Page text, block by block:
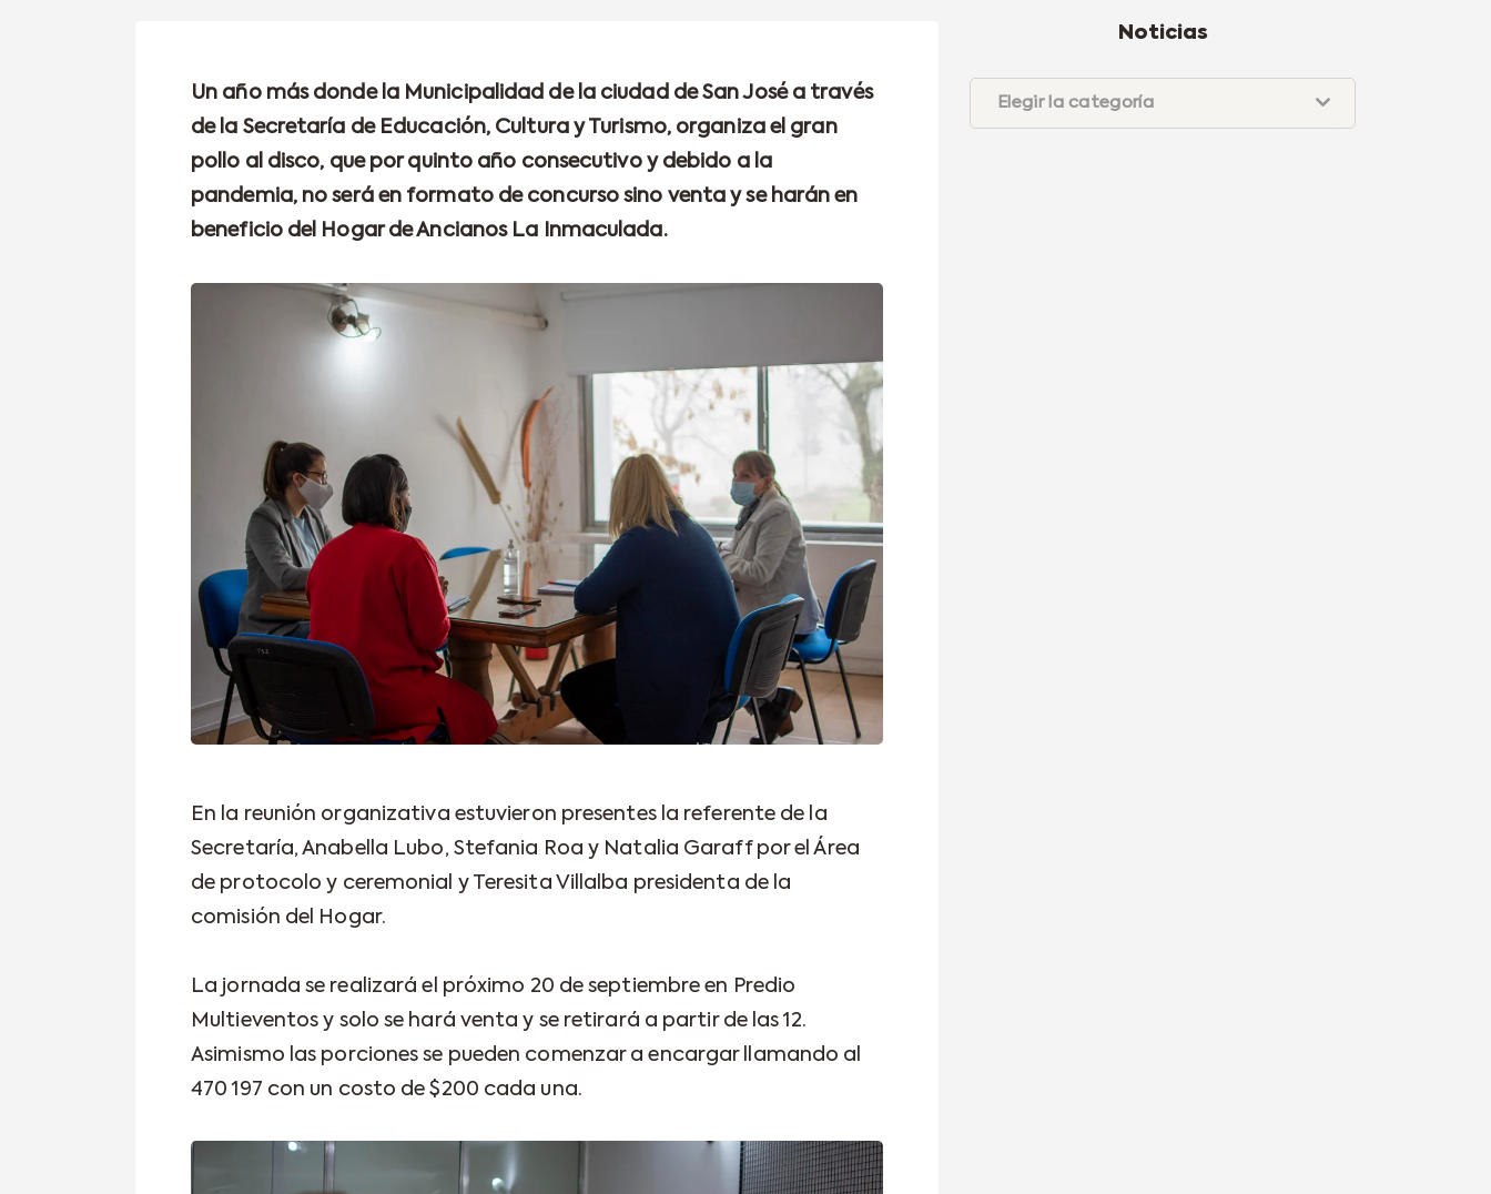
Un año más donde la Municipalidad de la ciudad de San José a través
de la Secretaría de Educación, Cultura y Turismo, organiza el gran
pollo al disco, que por quinto año consecutivo y debido a la
pandemia, no será en formato de concurso sino venta y se harán en
beneficio del Hogar de Ancianos La Inmaculada.
En la reunión organizativa estuvieron presentes la referente de la
Secretaría, Anabella Lubo, Stefania Roa y Natalia Garaff por el Área
de protocolo y ceremonial y Teresita Villalba presidenta de la
comisión del Hogar.
La jornada se realizará el próximo 20 de septiembre en Predio
Multieventos y solo se hará venta y se retirará a partir de las 12.
Asimismo las porciones se pueden comenzar a encargar llamando al
470 197 con un costo de $200 cada una.
Noticias